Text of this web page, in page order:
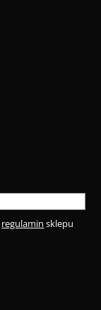
regulamin sklepu